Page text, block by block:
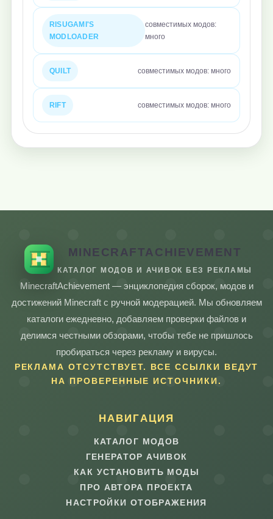
RISUGAMI'S
MODLOADER
совместимых модов:
много
QUILT совместимых модов: много
RIFT совместимых модов: много
MINECRAFTACHIEVEMENT
КАТАЛОГ МОДОВ И АЧИВОК БЕЗ РЕКЛАМЫ
MinecraftAchievement — энциклопедия сборок, модов и
достижений Minecraft с ручной модерацией. Мы обновляем
каталоги ежедневно, добавляем проверки файлов и
делимся честными обзорами, чтобы тебе не пришлось
пробираться через рекламу и вирусы.
РЕКЛАМА ОТСУТСТВУЕТ. ВСЕ ССЫЛКИ ВЕДУТ
НА ПРОВЕРЕННЫЕ ИСТОЧНИКИ.
НАВИГАЦИЯ
КАТАЛОГ МОДОВ
ГЕНЕРАТОР АЧИВОК
КАК УСТАНОВИТЬ МОДЫ
ПРО АВТОРА ПРОЕКТА
НАСТРОЙКИ ОТОБРАЖЕНИЯ